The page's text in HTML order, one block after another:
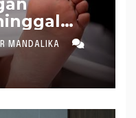
di
MANDALIKA